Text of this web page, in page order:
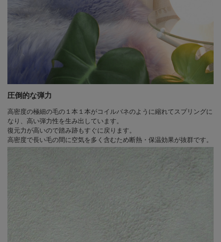
圧倒的な弾力
高密度の極細の毛の１本１本がコイルバネのように縮れてスプリングに
なり、高い弾力性を生み出しています。
復元力が高いので踏み跡もすぐに戻ります。
高密度で長い毛の間に空気を多く含むため断熱・保温効果が抜群です。